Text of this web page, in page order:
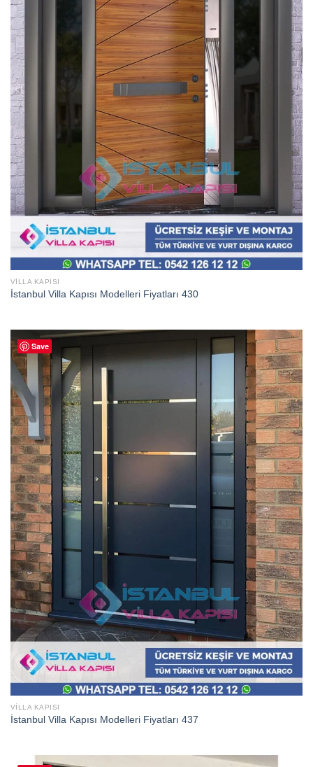
VILLA KAPISI
İstanbul Villa Kapısı Modelleri Fiyatları 430
Save
VILLA KAPISI
İstanbul Villa Kapısı Modelleri Fiyatları 437